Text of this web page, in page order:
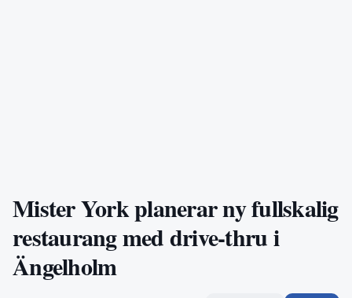
Mister York planerar ny fullskalig
restaurang med drive-thru i
Ängelholm